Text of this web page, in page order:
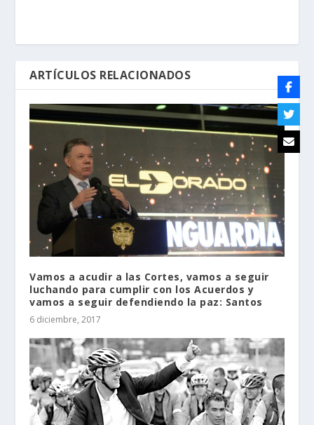
ARTÍCULOS RELACIONADOS
Vamos a acudir a las Cortes, vamos a seguir
luchando para cumplir con los Acuerdos y
vamos a seguir defendiendo la paz: Santos
6 diciembre, 2017